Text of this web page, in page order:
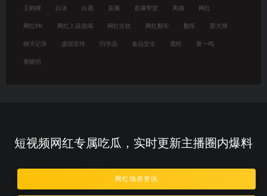
王鹤棣 白冰 白鹿 直播 直播带货 离婚 网红
网红PK 网红人设崩塌 网红出轨 网红翻车 翻车 耍大牌
聊天记录 虚假宣传 闫学晶 食品安全 鹿晗 黄一鸣
黄晓明
短视频网红专属吃瓜，实时更新主播圈内爆料
网红塌房资讯